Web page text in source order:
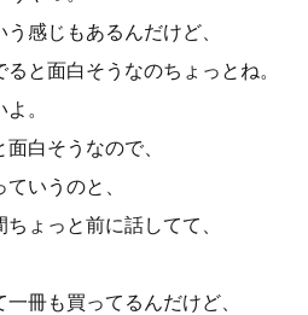
感じもあるんだけど、
と面白そうなのちょっとね。
。
白そうなので、
いうのと、
ょっと前に話してて、
冊も買ってるんだけど、